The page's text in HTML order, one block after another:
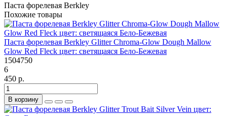
Паста форелевая Berkley
Похожие товары
Паста форелевая Berkley Glitter Chroma-Glow Dough Mallow
Glow Red Fleck цвет: светящаяся Бело-Бежевая
1504750
6
450 р.
В корзину